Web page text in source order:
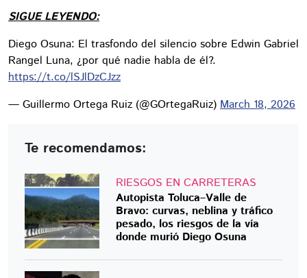
SIGUE LEYENDO:
Diego Osuna: El trasfondo del silencio sobre Edwin Gabriel
Rangel Luna, ¿por qué nadie habla de él?.
https://t.co/lSJlDzCJzz
— Guillermo Ortega Ruiz (@GOrtegaRuiz) March 18, 2026
Te recomendamos:
RIESGOS EN CARRETERAS
Autopista Toluca–Valle de
Bravo: curvas, neblina y tráfico
pesado, los riesgos de la vía
donde murió Diego Osuna